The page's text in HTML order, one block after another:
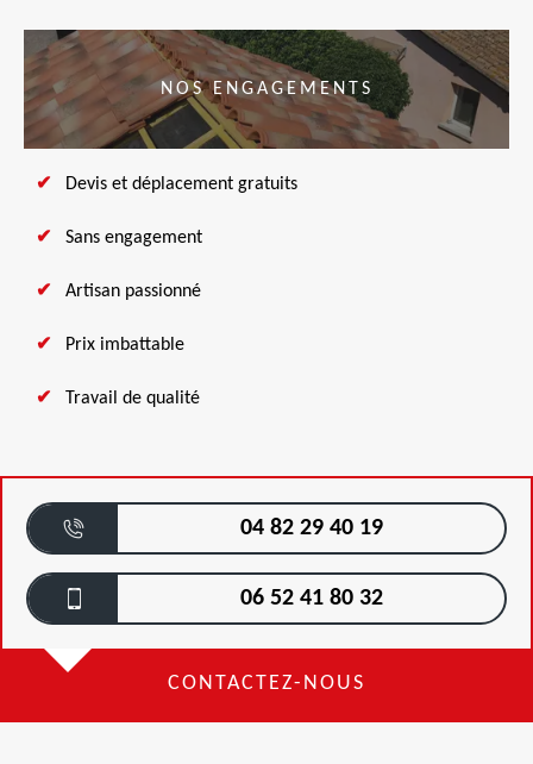
NOS ENGAGEMENTS
Devis et déplacement gratuits
Sans engagement
Artisan passionné
Prix imbattable
Travail de qualité
04 82 29 40 19
06 52 41 80 32
CONTACTEZ-NOUS